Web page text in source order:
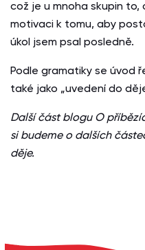
což je u mnoha skupin to,
motivaci k tomu, aby
úkol jsem psal posledně.
Podle gramatiky se úvod
také jako „uvedení do
Další část blogu O
si budeme o dalších
děje.